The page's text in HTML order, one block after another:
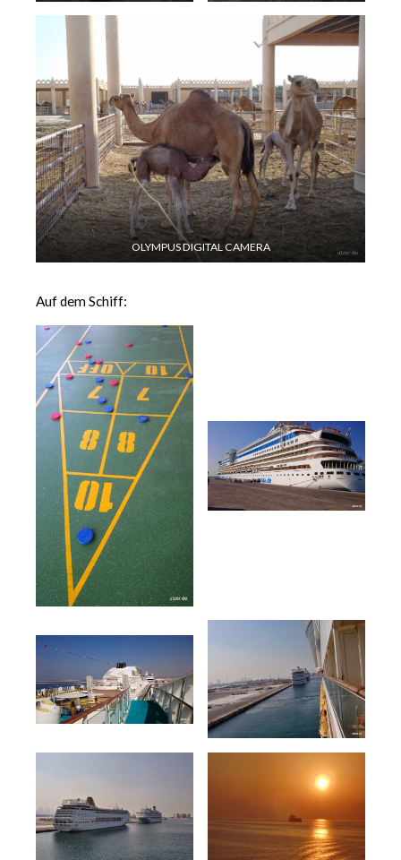
OLYMPUS DIGITAL CAMERA
Auf dem Schiff: